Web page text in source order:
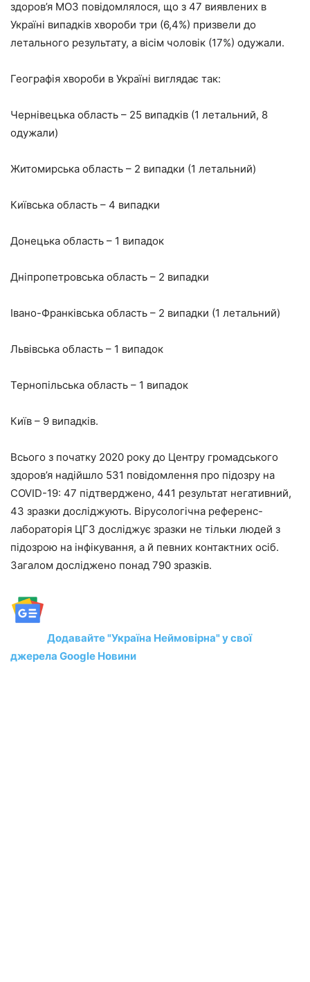
здоров’я МОЗ повідомлялося, що з 47 виявлених в
Україні випадків хвороби три (6,4%) призвели до
летального результату, а вісім чоловік (17%) одужали.
Географія хвороби в Україні виглядає так:
Чернівецька область – 25 випадків (1 летальний, 8
одужали)
Житомирська область – 2 випадки (1 летальний)
Київська область – 4 випадки
Донецька область – 1 випадок
Дніпропетровська область – 2 випадки
Івано-Франківська область – 2 випадки (1 летальний)
Львівська область – 1 випадок
Тернопільська область – 1 випадок
Київ – 9 випадків.
Всього з початку 2020 року до Центру громадського
здоров’я надійшло 531 повідомлення про підозру на
COVID-19: 47 підтверджено, 441 результат негативний,
43 зразки досліджують. Вірусологічна референс-
лабораторія ЦГЗ досліджує зразки не тільки людей з
підозрою на інфікування, а й певних контактних осіб.
Загалом досліджено понад 790 зразків.
Додавайте "Україна Неймовірна" у свої
джерела Google Новини